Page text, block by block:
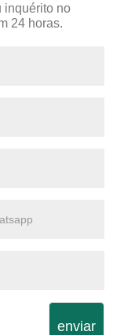
inquérito no
24 horas.
enviar